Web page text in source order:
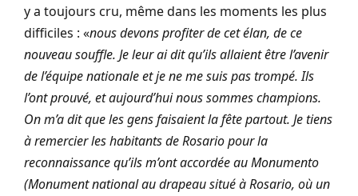
y a toujours cru, même dans les moments les plus
difficiles : «nous devons profiter de cet élan, de ce
nouveau souffle. Je leur ai dit qu’ils allaient être l’avenir
de l’équipe nationale et je ne me suis pas trompé. Ils
l’ont prouvé, et aujourd’hui nous sommes champions.
On m’a dit que les gens faisaient la fête partout. Je tiens
à remercier les habitants de Rosario pour la
reconnaissance qu’ils m’ont accordée au Monumento
(Monument national au drapeau situé à Rosario, où un